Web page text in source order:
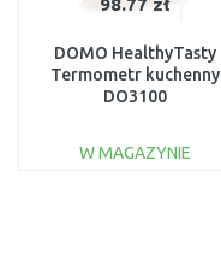
98.77 zł
DOMO HealthyTasty
Termometr kuchenny
DO3100
W MAGAZYNIE